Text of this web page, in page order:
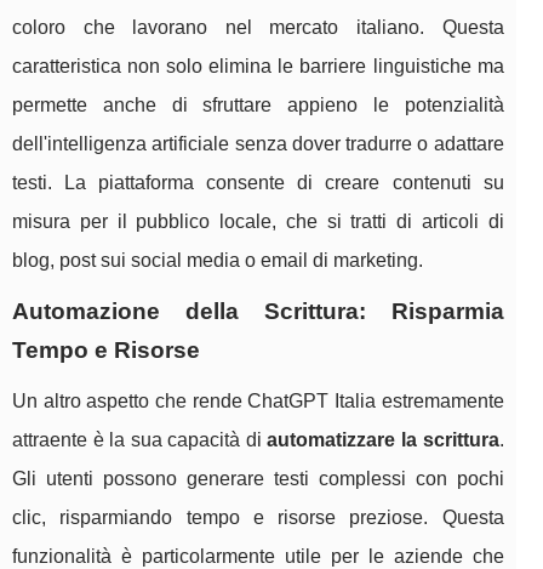
coloro che lavorano nel mercato italiano. Questa
caratteristica non solo elimina le barriere linguistiche ma
permette anche di sfruttare appieno le potenzialità
dell'intelligenza artificiale senza dover tradurre o adattare
testi. La piattaforma consente di creare contenuti su
misura per il pubblico locale, che si tratti di articoli di
blog, post sui social media o email di marketing.
Automazione della Scrittura: Risparmia
Tempo e Risorse
Un altro aspetto che rende ChatGPT Italia estremamente
attraente è la sua capacità diautomatizzare la scrittura.
Gli utenti possono generare testi complessi con pochi
clic, risparmiando tempo e risorse preziose. Questa
funzionalità è particolarmente utile per le aziende che